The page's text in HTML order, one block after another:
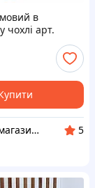
в
чохлі арт.
Интернет-магазин "Lovely Toys"
5